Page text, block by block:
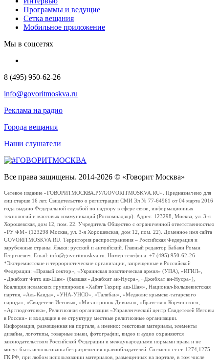
Программы и ведущие
Сетка вещания
Мобильное приложение
Мы в соцсетях
8 (495) 950-62-26
info@govoritmoskva.ru
Реклама на радио
Города вещания
Наши слушатели
Все права защищены. 2014-2026 © «Говорит Москва»
Сетевое издание «ГОВОРИТМОСКВА.РУ/GOVORITMOSKVA.RU». Предназначено для
лиц старше 16 лет. Свидетельство о регистрации СМИ Эл № 77-64961 от 04 марта 2016
года выдано Федеральной службой по надзору в сфере связи, информационных
технологий и массовых коммуникаций (Роскомнадзор). Адрес: 123298, Москва, ул. 3-я
Хорошевская, дом 12, пом. 22. Учредитель Общество с ограниченной ответственностью
«РУ ФМ» (123298 Москва, ул. 3-я Хорошевская, дом 12, пом. 22). Доменное имя сайта
GOVORITMOSKVA.RU. Территория распространения – Российская Федерация и
зарубежные страны. Языки: русский и английский. Главный редактор Бабаян Роман
Георгиевич. Email: info@govoritmoskva.ru. Номер телефона: +7 (495) 950-62-26
*Экстремистские и террористические организации, запрещенные в Российской
Федерации: «Правый сектор», «Украинская повстанческая армия» (УПА), «ИГИЛ»,
«Джабхат Фатх аш-Шам» (бывшая «Джабхат ан-Нусра», «Джебхат ан-Нусра»),
Коалиция исламских группировок «Хайят Тахрир аш-Шам», Национал-Большевистская
партия, «Аль-Каида», «УНА-УНСО», «Талибан», «Меджлис крымско-татарского
народа», «Свидетели Иеговы», «Мизантропик Дивижн», «Братство» Корчинского,
«Артподготовка», Религиозная организация «Управленческий центр Свидетелей Иеговы
в России» и входящие в ее структуру местные религиозные организации.
Информация, размещенная на портале, а именно: текстовые материалы, элементы
дизайна, логотипы, товарные знаки, фотографии, видео и аудио охраняются
законодательством Российской Федерации и международными нормами права и не
могут быть использованы без разрешения правообладателей. Согласно ст.ст. 1274,1275
ГК РФ, при любом использовании материалов, размещенных на портале, в том числе